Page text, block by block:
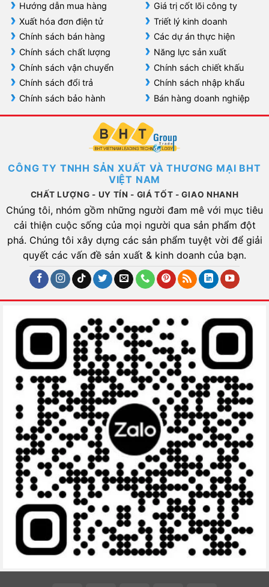
Hướng dẫn mua hàng
Xuất hóa đơn điện tử
Chính sách bán hàng
Chính sách chất lượng
Chính sách vận chuyển
Chính sách đổi trả
Chính sách bảo hành
Giá trị cốt lõi công ty
Triết lý kinh doanh
Các dự án thực hiện
Năng lực sản xuất
Chính sách chiết khấu
Chính sách nhập khẩu
Bán hàng doanh nghiệp
CÔNG TY TNHH SẢN XUẤT VÀ THƯƠNG MẠI BHT
VIỆT NAM
CHẤT LƯỢNG - UY TÍN - GIÁ TỐT - GIAO NHANH
Chúng tôi, nhóm gồm những người đam mê với mục tiêu
cải thiện cuộc sống của mọi người qua sản phẩm đột
phá. Chúng tôi xây dựng các sản phẩm tuyệt vời để giải
quyết các vấn đề sản xuất & kinh doanh của bạn.